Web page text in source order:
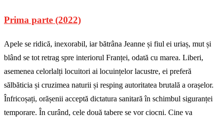
Prima parte (2022)
Apele se ridică, inexorabil, iar bătrâna Jeanne și fiul ei uriaș, mut și
blând se tot retrag spre interiorul Franței, odată cu marea. Liberi,
asemenea celorlalți locuitori ai locuințelor lacustre, ei preferă
sălbăticia și cruzimea naturii și resping autoritatea brutală a orașelor.
Înfricoșați, orășenii acceptă dictatura sanitară în schimbul siguranței
temporare. În curând, cele două tabere se vor ciocni. Cine va